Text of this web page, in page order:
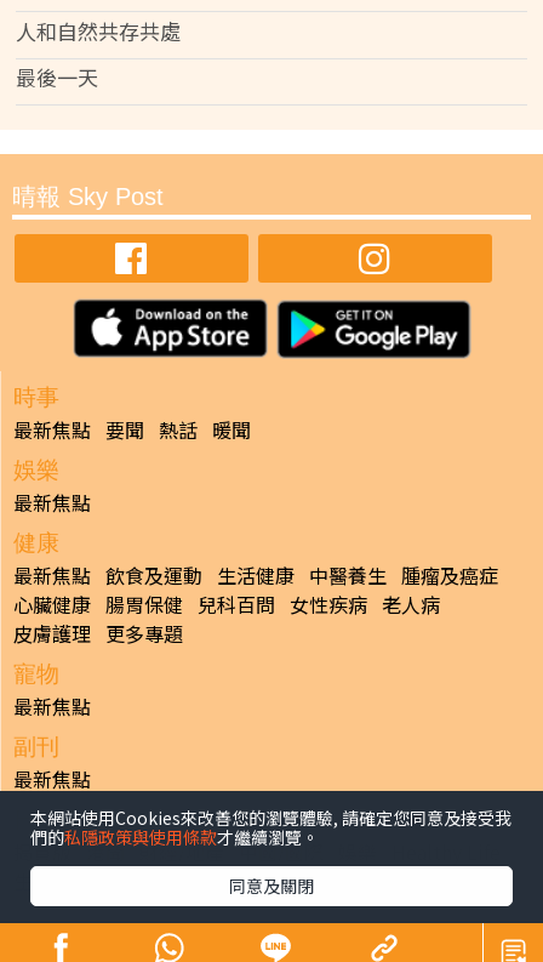
人和自然共存共處
最後一天
晴報 Sky Post
時事
最新焦點 要聞 熱話 暖聞
娛樂
最新焦點
健康
最新焦點 飲食及運動 生活健康 中醫養生 腫瘤及癌症
心臟健康 腸胃保健 兒科百問 女性疾病 老人病
皮膚護理 更多專題
寵物
最新焦點
副刊
最新焦點
日報
揭頁版 港聞 財經/地產 中國/國際
生活副刊
體育 專題/人物
香港經濟日報版權所有©2026
本網站使用Cookies來改善您的瀏覽體驗, 請確定您同意及接受我
們的私隱政策與使用條款才繼續瀏覽。
同意及關閉